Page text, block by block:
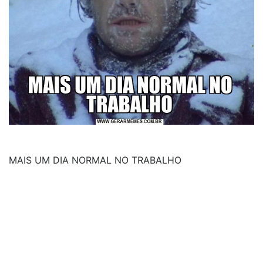
MAIS UM DIA NORMAL NO TRABALHO